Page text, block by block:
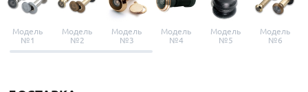
Модель
№1
Модель
№2
Модель
№3
Модель
№4
Модель
№5
Модель
№6